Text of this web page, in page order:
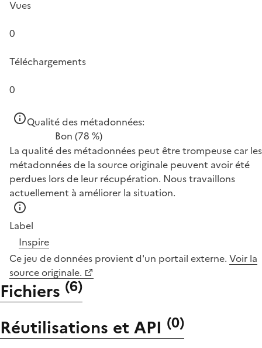
Vues
0
Téléchargements
0
Qualité des métadonnées:
Bon (78 %)
La qualité des métadonnées peut être trompeuse car les
métadonnées de la source originale peuvent avoir été
perdues lors de leur récupération. Nous travaillons
actuellement à améliorer la situation.
Label
Inspire
Ce jeu de données provient d'un portail externe. Voir la
source originale.
Fichiers (6)
Réutilisations et API (0)